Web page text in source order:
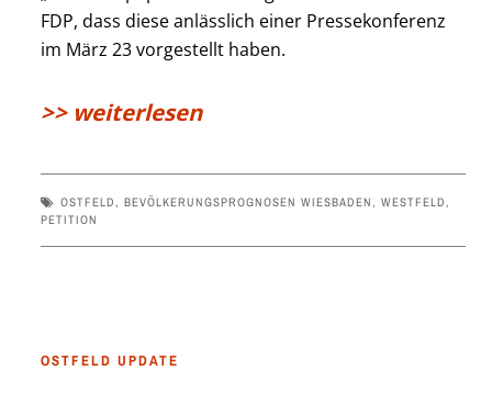
FDP, dass diese anlässlich einer Pressekonferenz
im März 23 vorgestellt haben.
>> weiterlesen
OSTFELD BEVÖLKERUNGSPROGNOSEN WIESBADEN WESTFELD
PETITION
OSTFELD UPDATE